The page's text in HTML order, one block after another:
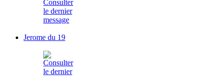
Jerome du 19